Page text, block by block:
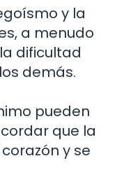
y la
a menudo
dificultad
demás.
pueden
que la
y se